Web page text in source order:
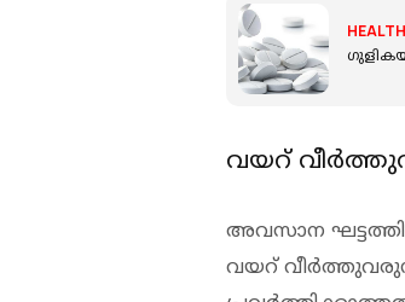
HEALTH
വയറ്
അവസാന
വയറ്